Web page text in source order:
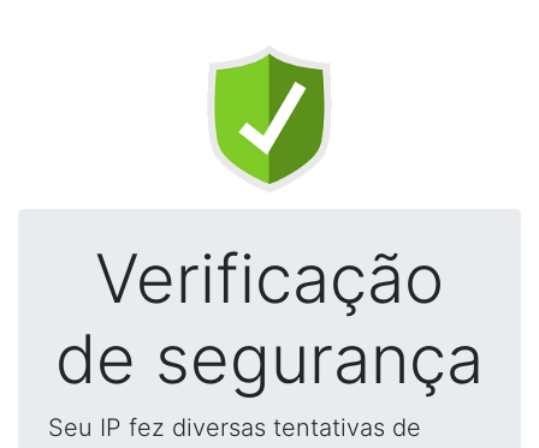
Verificação
de segurança
Seu IP fez diversas tentativas de